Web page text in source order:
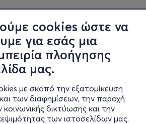
cookies ώστε να
για εσάς μια
πλοήγησης
μας.
με σκοπό την εξατομίκευση
των διαφημίσεων, την παροχή
δικτύωσης και την
των ιστοσελίδων μας.